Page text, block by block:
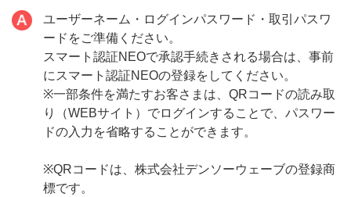
ユーザーネーム・ログインパスワード・取引パスワ
ードをご準備ください。
スマート認証NEOで承認手続きされる場合は、事前
にスマート認証NEOの登録をしてください。
※一部条件を満たすお客さまは、QRコードの読み取
り（WEBサイト）でログインすることで、パスワー
ドの入力を省略することができます。
※QRコードは、株式会社デンソーウェーブの登録商
標です。